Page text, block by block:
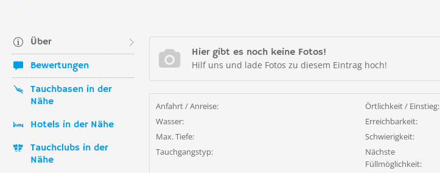
Über
Bewertungen
Tauchbasen in der
Nähe
Hotels in der Nähe
Tauchclubs in der
Nähe
Hier gibt es noch keine Fotos!
Hilf uns und lade Fotos zu diesem Eintrag hoch!
Anfahrt / Anreise:
Örtlichkeit / Einstieg:
Wasser:
Erreichbarkeit:
Max. Tiefe:
Schwierigkeit:
Tauchgangstyp:
Nächste
Füllmöglichkeit: